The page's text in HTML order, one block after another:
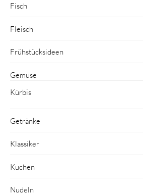
Fisch
Fleisch
Frühstücksideen
Gemüse
Kürbis
Getränke
Klassiker
Kuchen
Nudeln